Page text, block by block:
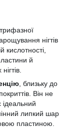
нігтів
кислотності,
й
, близьку до
Він не
ідеальний
липкий шар
пластиною.